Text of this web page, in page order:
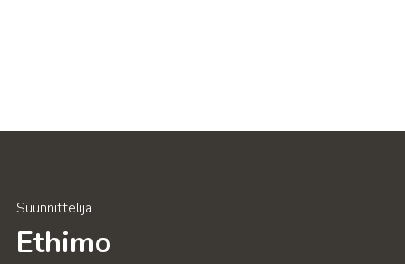
Suunnittelija
Ethimo